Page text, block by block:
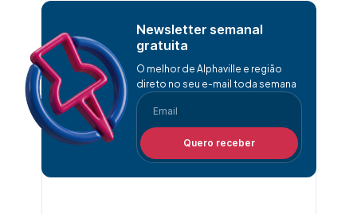
Newsletter semanal
gratuita
O melhor de Alphaville e região
direto no seu e-mail toda semana
Quero receber